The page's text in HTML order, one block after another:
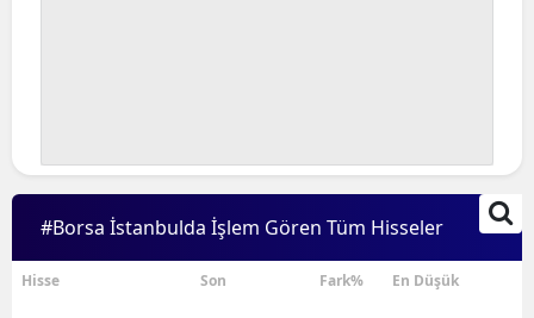
#Borsa İstanbulda İşlem Gören Tüm Hisseler
Hisse Son Fark% En Düşük